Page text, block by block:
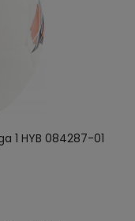
1 HYB 084287-01